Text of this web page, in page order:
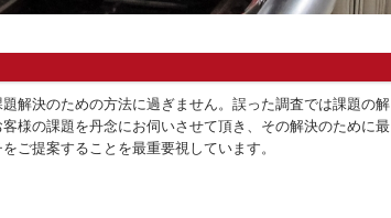
解決のための方法に過ぎません。誤った調査では課題の解
様の課題を丹念にお伺いさせて頂き、その解決のために最
ご提案することを最重要視しています。